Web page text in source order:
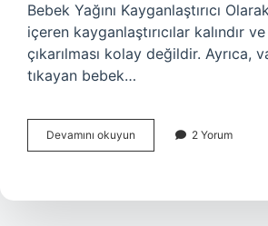
Bebek Yağını Kayganlaştırıcı
içeren kayganlaştırıcılar kalındır
çıkarılması kolay değildir. Ayrıca,
tıkayan bebek…
Devamını okuyun
Bebek
Kullanılır
2 Yorum